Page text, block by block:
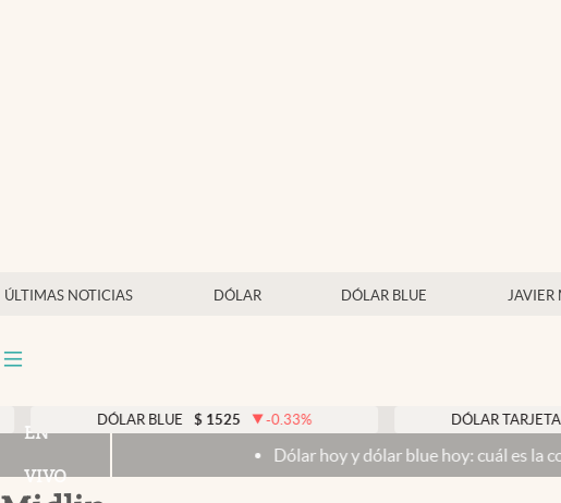
ÚLTIMAS NOTICIAS DÓLAR DÓLAR BLUE JAVIER
Mercados Online
Otras secciones
DÓLAR BLUE $ 1525 -0.33% DÓLAR TARJETA $
EN
VIVO
Dólar hoy y dólar blue hoy: cuál es la